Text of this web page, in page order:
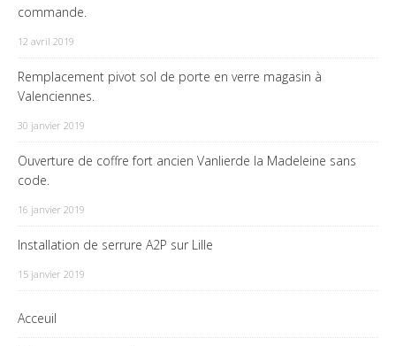
commande.
12 avril 2019
Remplacement pivot sol de porte en verre magasin à
Valenciennes.
30 janvier 2019
Ouverture de coffre fort ancien Vanlierde la Madeleine sans
code.
16 janvier 2019
Installation de serrure A2P sur Lille
15 janvier 2019
Acceuil